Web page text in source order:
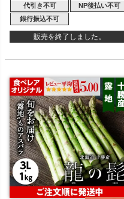
代引き不可
NP後払い不可
銀行振込不可
販売を終了しました。